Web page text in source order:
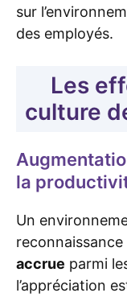
sur
des employés.
Les
culture
la
Un
accrue parmi
l’appréciation